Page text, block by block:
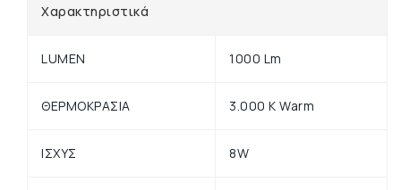
Χαρακτηριστικά
LUMEN 1000 Lm
ΘΕΡΜΟΚΡΑΣΙΑ 3.000 K Warm
ΙΣΧΥΣ 8W